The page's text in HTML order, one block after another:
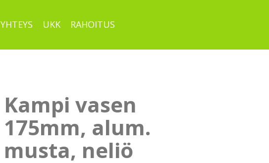
YHTEYS UKK RAHOITUS
Kampi vasen
175mm, alum.
musta, neliö